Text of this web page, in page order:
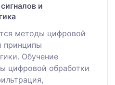
и
методы цифровой
принципы
Обучение
цифровой обработки